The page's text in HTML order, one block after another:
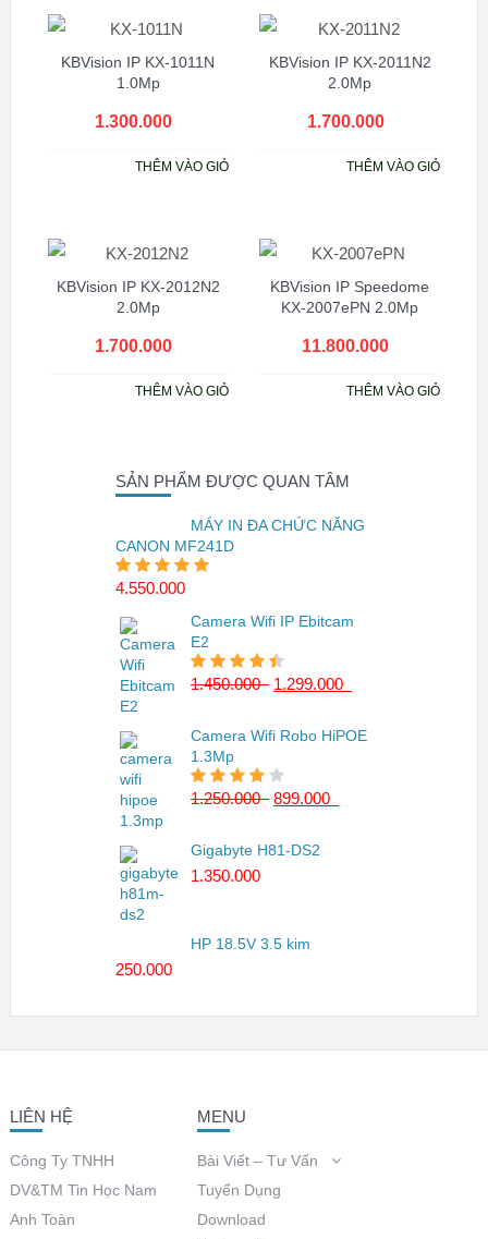
KBVision IP KX-1011N
1.0Mp
1.300.000
THÊM VÀO GIỎ
KBVision IP KX-2011N2
2.0Mp
1.700.000₫
THÊM VÀO GIỎ
KBVision IP KX-2012N2
2.0Mp
1.700.000
THÊM VÀO GIỎ
KBVision IP Speedome
KX-2007ePN 2.0Mp
11.800.000
THÊM VÀO GIỎ
SẢN PHẨM ĐƯỢC QUAN TÂM
MÁY IN ĐA CHỨC NĂNG
CANON MF241D
5.00trên 5
4.550.000
Camera Wifi IP Ebitcam
E2
4.50trên 5
1.450.000₫ 1.299.000
Camera Wifi Robo HiPOE
1.3Mp
4.00trên 5
1.250.000₫ 899.000
Gigabyte H81-DS2
1.350.000
HP 18.5V 3.5 kim
250.000
LIÊN HỆ
Công Ty TNHH
DV&TM Tin Học Nam
Anh Toàn
MENU
Bài Viết – Tư Vấn
Tuyển Dụng
Download